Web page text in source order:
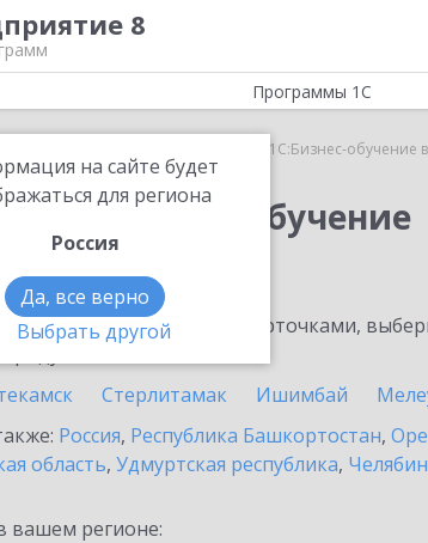
8
на сайте будет
для региона
Россия
Да, все верно
Выбрать другой
Программы 1С
1С:Бизнес-обучение
1С:Бизнес-обучение
с информационными карточками,
Стерлитамак Ишимбай
Россия, Республика Башкортостан,
область, Удмуртская республика,
вашем регионе: